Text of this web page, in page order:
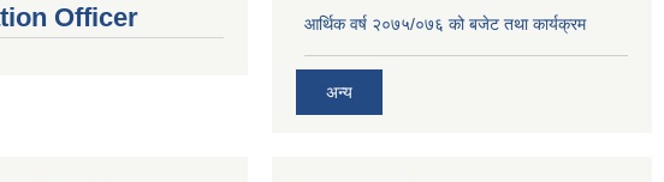
Officer आर्थिक वर्ष २०७५/०७६ को बजेट तथा कार्यक्रम
अन्य